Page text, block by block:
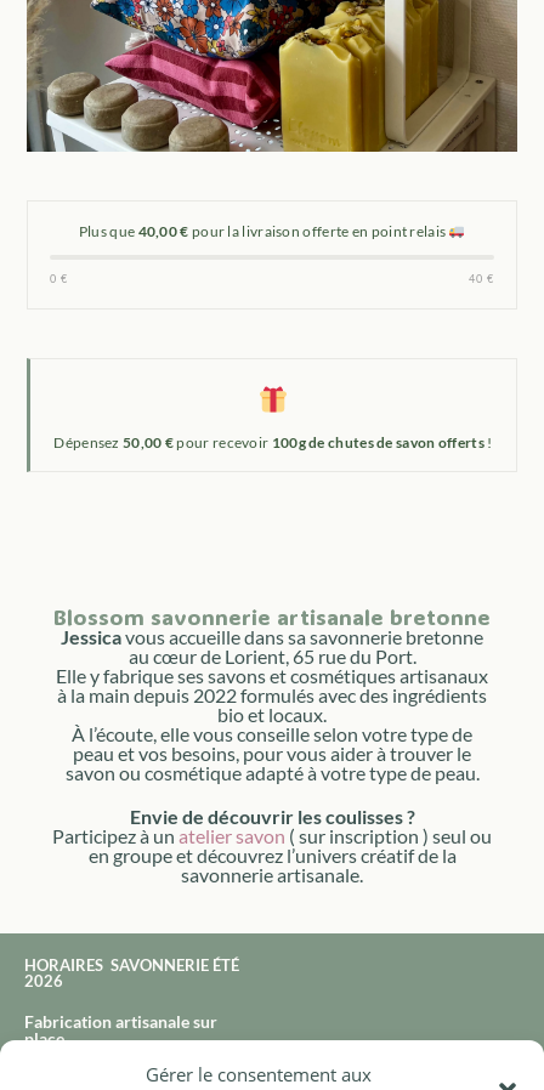
Gérer le consentement aux
Plus que 40,00 € pour la livraison offerte en point relais
0 € 40 €
Dépensez50,00 €pour recevoir 100g de chutes de savon offerts !
Blossom savonnerie artisanale bretonne
Jessicavous accueille dans sa savonnerie bretonne
au cœur de Lorient, 65 rue du Port.
Elle y fabrique ses savons et cosmétiques artisanaux
à la main depuis 2022 formulés avec des ingrédients
bio et locaux.
À l’écoute, elle vous conseille selon votre type de
peau et vos besoins, pour vous aider à trouver le
savon ou cosmétique adapté à votre type de peau.
Envie de découvrir les coulisses ?
Participez à un atelier savon ( sur inscription ) seul ou
en groupe et découvrez l’univers créatif de la
savonnerie artisanale.
HORAIRES SAVONNERIE ÉTÉ
2026
Fabrication artisanale sur
place
65 rue du port à Lorient